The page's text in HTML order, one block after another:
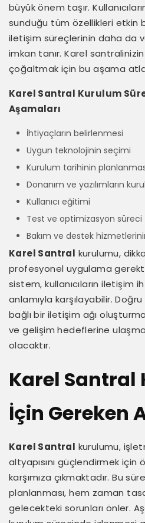
büyük önem taşır.
sunduğu tüm özellikleri etkin
iletişim süreçlerinin daha da
imkan tanır. Karel santralinizin
çoğaltmak için bu aşama
Karel Santral Kurulum
Aşamaları
İhtiyaçların belirlenmesi
Uygun teknolojinin seçimi
Kurulum tarihinin
Donanım ve yazılımların
Kullanıcı eğitimi
Test ve optimizasyon süreci
Bakım ve destek
Karel Santral kurulumu,
profesyonel uygulama
sistem, kullanıcıların iletişim
anlamıyla karşılayabilir.
bağlı bir iletişim ağı
ve gelişim hedeflerine
olacaktır.
Karel Santral
İçin Gereken
Karel Santral kurulumu,
altyapısını güçlendirmek için
karşımıza çıkmaktadır. Bu
planlanması, hem zaman
gelecekteki sorunları önler.